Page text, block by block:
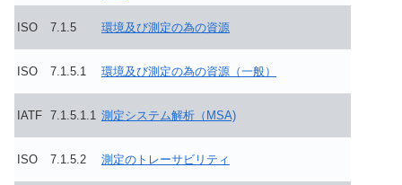
ISO 7.1.5 環境及び測定の為の資源
ISO 7.1.5.1 環境及び測定の為の資源（一般）
IATF 7.1.5.1.1 測定システム解析（MSA)
ISO 7.1.5.2 測定のトレーサビリティ